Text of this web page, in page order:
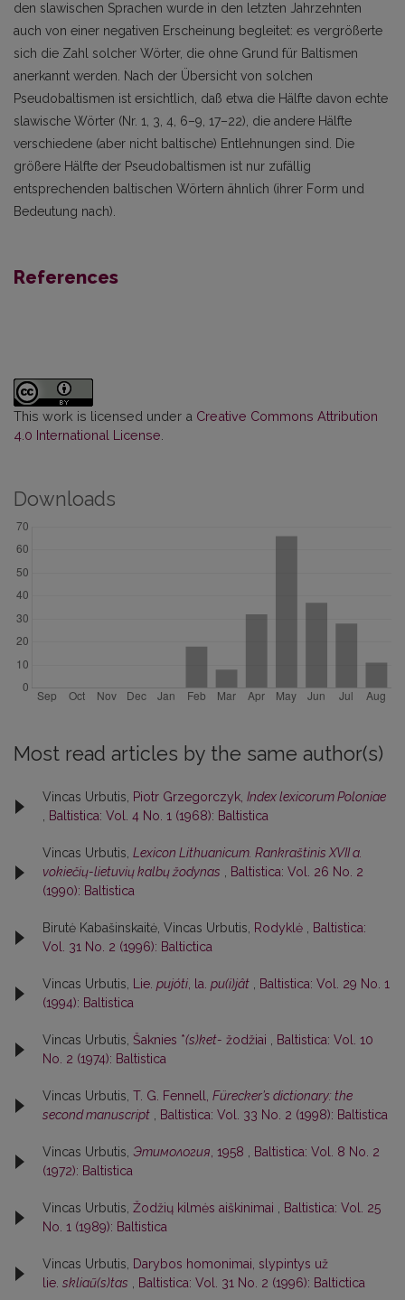
den slawischen Sprachen wurde in den letzten Jahrzehnten
auch von einer negativen Erscheinung begleitet: es vergrößerte
sich die Zahl solcher Wörter, die ohne Grund für Baltismen
anerkannt werden. Nach der Übersicht von solchen
Pseudobaltismen ist ersichtlich, daß etwa die Hälfte davon echte
slawische Wörter (Nr. 1, 3, 4, 6–9, 17–22), die andere Hälfte
verschiedene (aber nicht baltische) Entlehnungen sind. Die
größere Hälfte der Pseudobaltismen ist nur zufällig
entsprechenden baltischen Wörtern ähnlich (ihrer Form und
Bedeutung nach).
References
This work is licensed under a Creative Commons Attribution
4.0 International License
Downloads
Most read articles by the same author(s)
Vincas Urbutis, Piotr Grzegorczyk, Index lexicorum Poloniae
, Baltistica: Vol. 4 No. 1 (1968): Baltistica
Vincas Urbutis, Lexicon Lithuanicum. Rankraštinis XVII a.
vokiečių-lietuvių kalbų žodynas , Baltistica: Vol. 26 No. 2
(1990): Baltistica
Birutė Kabašinskaitė, Vincas Urbutis, Rodyklė , Baltistica:
Vol. 31 No. 2 (1996): Baltictica
Vincas Urbutis, Lie. pujóti, la. pu(i)jât , Baltistica: Vol. 29 No. 1
(1994): Baltistica
Vincas Urbutis, Šaknies *(s)ket- žodžiai , Baltistica: Vol. 10
No. 2 (1974): Baltistica
Vincas Urbutis, T. G. Fennell, Fürecker’s dictionary: the
second manuscript , Baltistica: Vol. 33 No. 2 (1998): Baltistica
Vincas Urbutis, Этимология, 1958 , Baltistica: Vol. 8 No. 2
(1972): Baltistica
Vincas Urbutis, Žodžių kilmės aiškinimai , Baltistica: Vol. 25
No. 1 (1989): Baltistica
Vincas Urbutis, Darybos homonimai, slypintys už
lie. skliaũ(s)tas , Baltistica: Vol. 31 No. 2 (1996): Baltictica